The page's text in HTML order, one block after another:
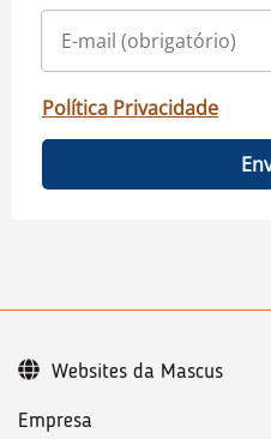
Política Privacidade
Empresa
Websites da Mascus